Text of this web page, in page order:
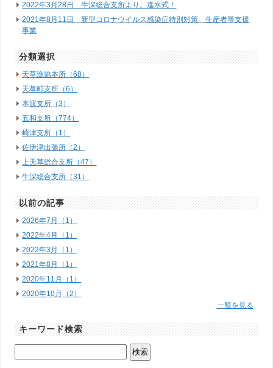
2022年3月28日 牛深総合支所より。進水式！
2021年8月11日 新型コロナウイルス感染症特別対策 生産者等支援
事業
分類選択
天草漁協本所（68）
天草町支所（6）
本渡支所（3）
五和支所（774）
崎津支所（1）
佐伊津出張所（2）
上天草総合支所（47）
牛深総合支所（31）
以前の記事
2026年7月（1）
2022年4月（1）
2022年3月（1）
2021年8月（1）
2020年11月（1）
2020年10月（2）
一覧を見る
キーワード検索